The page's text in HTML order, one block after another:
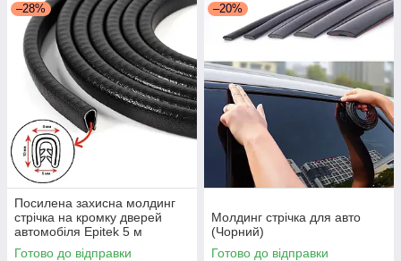
–28%
Посилена захисна молдинг
стрічка на кромку дверей
автомобіля Epitek 5 м
(Чорний)
Готово до відправки
–20%
Молдинг стрічка для авто
(Чорний)
Готово до відправки